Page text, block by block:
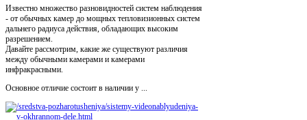
Известно множество разновидностей систем наблюдения
- от обычных камер до мощных тепловизионных систем
дальнего радиуса действия, обладающих высоким
разрешением.
Давайте рассмотрим, какие же существуют различия
между обычными камерами и камерами
инфракрасными.
Основное отличие состоит в наличии у ...